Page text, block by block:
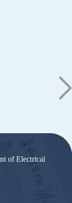
of Electrical